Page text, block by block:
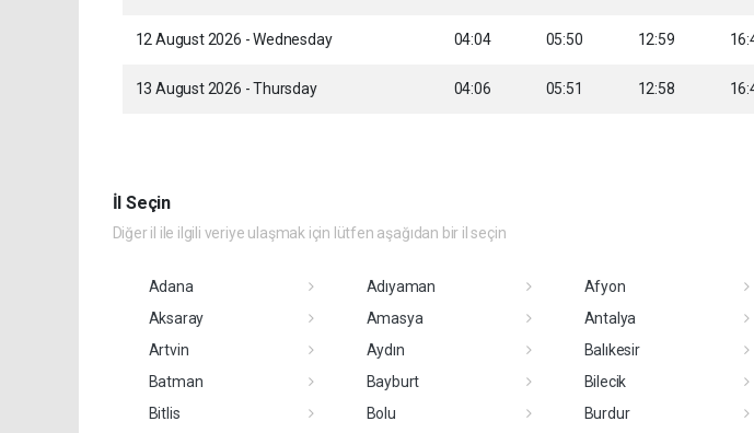
12 August 2026 - Wednesday 04:04 05:50 12:59
13 August 2026 - Thursday 04:06 05:51 12:58
İl Seçin
Diğer il ile ilgili veriye ulaşmak için lütfen aşağıdan bir il seçin
Adana Adıyaman Afyon
Aksaray
Amasya Antalya
Artvin
Aydın Balıkesir
Batman
Bayburt Bilecik
Bitlis
Bolu Burdur